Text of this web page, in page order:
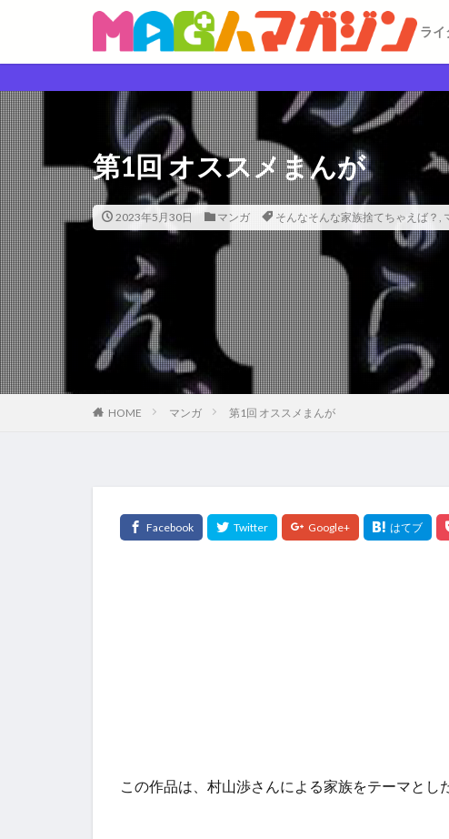
ライ
第1回 オススメまんが
2023年5月30日 マンガ そんなそんな家族捨てちゃえば？ ,
HOME マンガ 第1回 オススメまんが
この作品は、村山渉さんによる家族をテーマとし